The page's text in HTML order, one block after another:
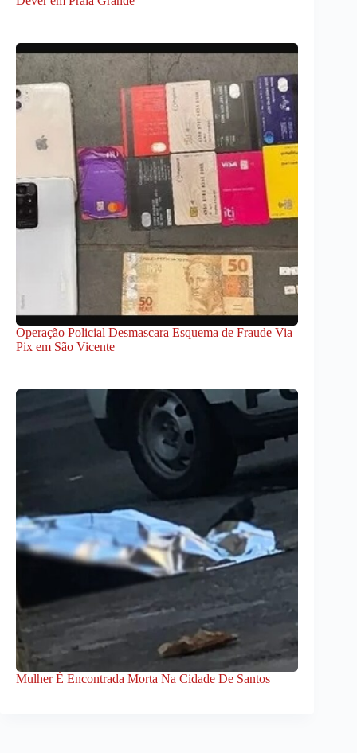
Operação Policial Desmascara Esquema de Fraude Via
Pix em São Vicente
Mulher É Encontrada Morta Na Cidade De Santos